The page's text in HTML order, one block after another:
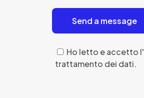
Ho letto e accetto l'
trattamento dei dati.